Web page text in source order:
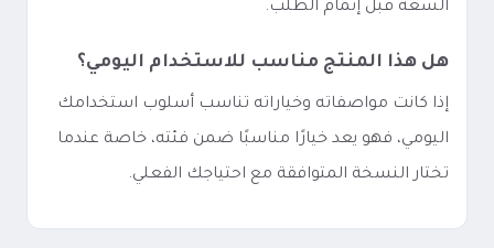
السعة قبل إتمام الطلب.
هل هذا المنتج مناسب للاستخدام اليومي؟
إذا كانت مواصفاته وخياراته تناسب أسلوب استخدامك
اليومي، فهو يعد خيارًا مناسبًا ضمن فئته، خاصة عندما
تختار النسخة المتوافقة مع احتياجك الفعلي.